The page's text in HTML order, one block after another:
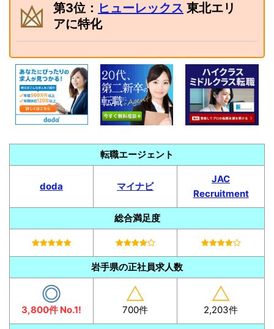
第3位： ヒューレックス 東北エリ
アに特化
転職エージェント
doda マイナビ
JAC
Recruitment
総合満足度
岩手県の正社員求人数
3,800件 No.1! 700件 2,203件